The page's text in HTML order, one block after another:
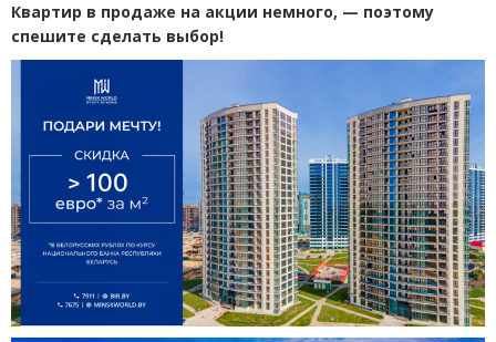
Квартир в продаже на акции немного, — поэтому
спешите сделать выбор!